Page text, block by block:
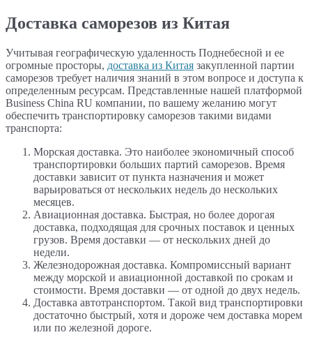
Доставка саморезов из Китая
Учитывая географическую удаленность Поднебесной и ее
огромные просторы, доставка из Китая закупленной партии
саморезов требует наличия знаний в этом вопросе и доступа к
определенным ресурсам. Представленные нашей платформой
Business China RU компании, по вашему желанию могут
обеспечить транспортировку саморезов такими видами
транспорта:
Морская доставка. Это наиболее экономичный способ
транспортировки больших партий саморезов. Время
доставки зависит от пункта назначения и может
варьироваться от нескольких недель до нескольких
месяцев.
Авиационная доставка. Быстрая, но более дорогая
доставка, подходящая для срочных поставок и ценных
грузов. Время доставки — от нескольких дней до
недели.
Железнодорожная доставка. Компромиссный вариант
между морской и авиационной доставкой по срокам и
стоимости. Время доставки — от одной до двух недель.
Доставка автотранспортом. Такой вид транспортировки
достаточно быстрый, хотя и дороже чем доставка морем
или по железной дороге.